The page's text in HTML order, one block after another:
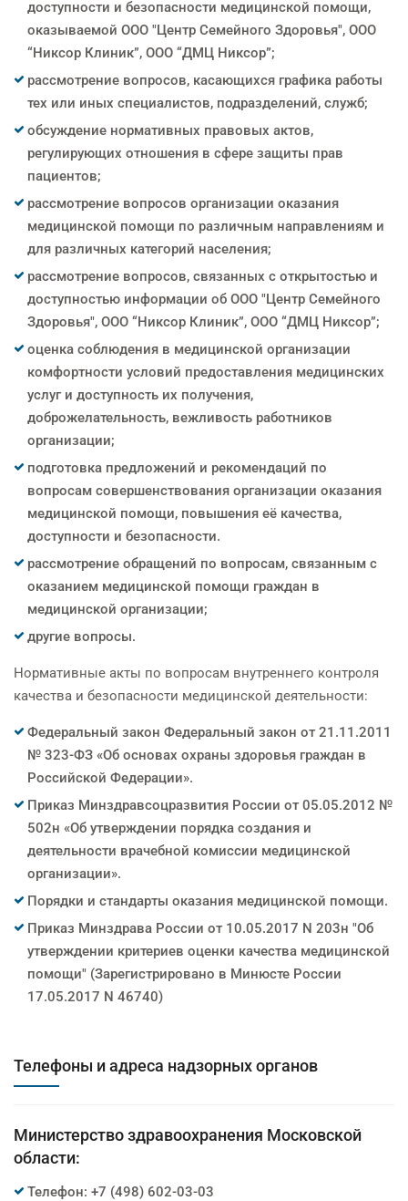
доступности и безопасности медицинской помощи,
оказываемой ООО "Центр Семейного Здоровья", ООО
“Никсор Клиник”, ООО “ДМЦ Никсор”;
рассмотрение вопросов, касающихся графика работы
тех или иных специалистов, подразделений, служб;
обсуждение нормативных правовых актов,
регулирующих отношения в сфере защиты прав
пациентов;
рассмотрение вопросов организации оказания
медицинской помощи по различным направлениям и
для различных категорий населения;
рассмотрение вопросов, связанных с открытостью и
доступностью информации об ООО "Центр Семейного
Здоровья", ООО “Никсор Клиник”, ООО “ДМЦ Никсор”;
оценка соблюдения в медицинской организации
комфортности условий предоставления медицинских
услуг и доступность их получения,
доброжелательность, вежливость работников
организации;
подготовка предложений и рекомендаций по
вопросам совершенствования организации оказания
медицинской помощи, повышения её качества,
доступности и безопасности.
рассмотрение обращений по вопросам, связанным с
оказанием медицинской помощи граждан в
медицинской организации;
другие вопросы.
Нормативные акты по вопросам внутреннего контроля
качества и безопасности медицинской деятельности:
Федеральный закон Федеральный закон от 21.11.2011
№ 323-ФЗ «Об основах охраны здоровья граждан в
Российской Федерации».
Приказ Минздравсоцразвития России от 05.05.2012 №
502н «Об утверждении порядка создания и
деятельности врачебной комиссии медицинской
организации».
Порядки и стандарты оказания медицинской помощи.
Приказ Минздрава России от 10.05.2017 N 203н "Об
утверждении критериев оценки качества медицинской
помощи" (Зарегистрировано в Минюсте России
17.05.2017 N 46740)
Телефоны и адреса надзорных органов
Министерство здравоохранения Московской
области:
Телефон: +7 (498) 602-03-03